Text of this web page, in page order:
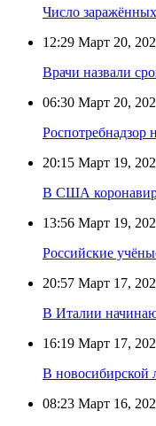
Число
12:29 Март 20,
Врачи назвали
06:30 Март 20,
Роспотребнадзор
20:15 Март 19,
В США
13:56 Март 19,
Российские
20:57 Март 17,
В Италии
16:19 Март 17,
В новосибирской
08:23 Март 16,